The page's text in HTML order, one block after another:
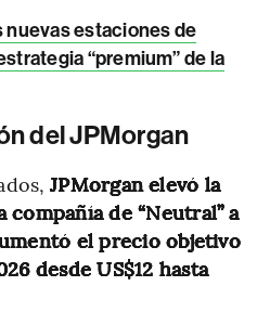
nuevas estaciones de
“premium” de la
del JPMorgan
JPMorgan elevó la
de “Neutral” a
el precio objetivo
desde US$12 hasta